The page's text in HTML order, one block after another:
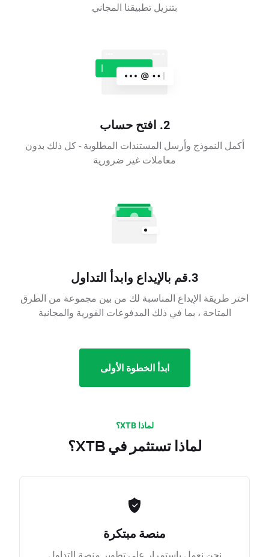
بتنزيل تطبيقنا المجاني
2. افتح حساب
أكمل النموذج وأرسل المستندات المطلوبة - كل ذلك بدون
معاملات غير ضرورية
3.قم بالإيداع وابدأ التداول
اختر طريقة الإيداع المناسبة لك من بين مجموعة من الطرق
المتاحة ، بما في ذلك المدفوعات الفورية والمجانية
ابدأ الخطوة الأولى
لماذا XTB؟
لماذا تستثمر في XTB؟
منصة مبتكرة